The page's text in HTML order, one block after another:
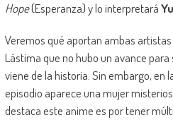
Hope(Esperanza) y lo interpretará
Veremos qué aportan ambas
Lástima que no hubo un avance
viene de la historia. Sin embargo, en
episodio aparece una mujer
destaca este anime es por tener